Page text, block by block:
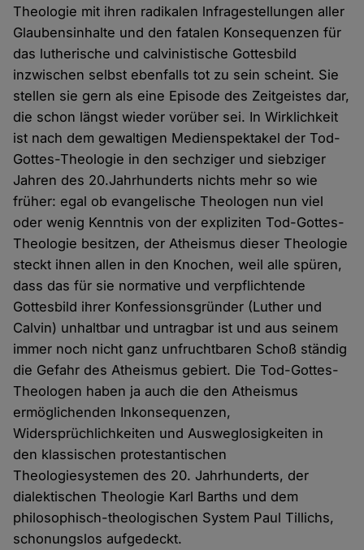
Theologie mit ihren radikalen lnfragestellungen aller
Glaubensinhalte und den fatalen Konsequenzen für
das lutherische und calvinistische Gottesbild
inzwischen selbst ebenfalls tot zu sein scheint. Sie
stellen sie gern als eine Episode des Zeitgeistes dar,
die schon längst wieder vorüber sei. In Wirklichkeit
ist nach dem gewaltigen Medienspektakel der Tod-
Gottes-Theologie in den sechziger und siebziger
Jahren des 20.Jahrhunderts nichts mehr so wie
früher: egal ob evangelische Theologen nun viel
oder wenig Kenntnis von der expliziten Tod-Gottes-
Theologie besitzen, der Atheismus dieser Theologie
steckt ihnen allen in den Knochen, weil alle spüren,
dass das für sie normative und verpflichtende
Gottesbild ihrer Konfessionsgründer (Luther und
Calvin) unhaltbar und untragbar ist und aus seinem
immer noch nicht ganz unfruchtbaren Schoß ständig
die Gefahr des Atheismus gebiert. Die Tod-Gottes-
Theologen haben ja auch die den Atheismus
ermöglichenden Inkonsequenzen,
Widersprüchlichkeiten und Ausweglosigkeiten in
den klassischen protestantischen
Theologiesystemen des 20. Jahrhunderts, der
dialektischen Theologie Karl Barths und dem
philosophisch-theologischen System Paul Tillichs,
schonungslos aufgedeckt.